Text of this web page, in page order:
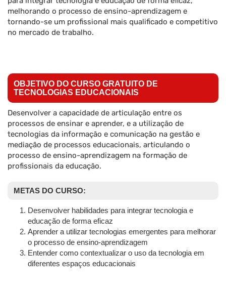
melhorando o processo de ensino-aprendizagem e
tornando-se um profissional mais qualificado e competitivo
no mercado de trabalho.
OBJETIVO DO CURSO GRATUITO DE
TECNOLOGIAS EDUCACIONAIS
Desenvolver a capacidade de articulação entre os
processos de ensinar e aprender, e a utilização de
tecnologias da informação e comunicação na gestão e
mediação de processos educacionais, articulando o
processo de ensino-aprendizagem na formação de
profissionais da educação.
METAS DO CURSO:
Desenvolver habilidades para integrar tecnologia e
educação de forma eficaz
Aprender a utilizar tecnologias emergentes para melhorar
o processo de ensino-aprendizagem
Entender como contextualizar o uso da tecnologia em
diferentes espaços educacionais